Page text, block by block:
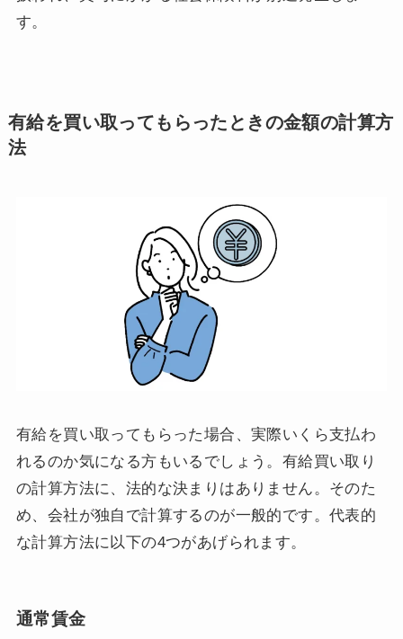
す。
有給を買い取ってもらったときの金額の計算方
法
有給を買い取ってもらった場合、実際いくら支払わ
れるのか気になる方もいるでしょう。有給買い取り
の計算方法に、法的な決まりはありません。そのた
め、会社が独自で計算するのが一般的です。代表的
な計算方法に以下の4つがあげられます。
通常賃金